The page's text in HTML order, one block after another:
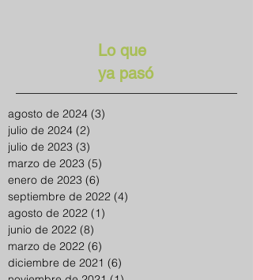
Lo que
ya pasó
agosto de 2024 (3)
julio de 2024 (2)
julio de 2023 (3)
marzo de 2023 (5)
enero de 2023 (6)
septiembre de 2022 (4)
agosto de 2022 (1)
junio de 2022 (8)
marzo de 2022 (6)
diciembre de 2021 (6)